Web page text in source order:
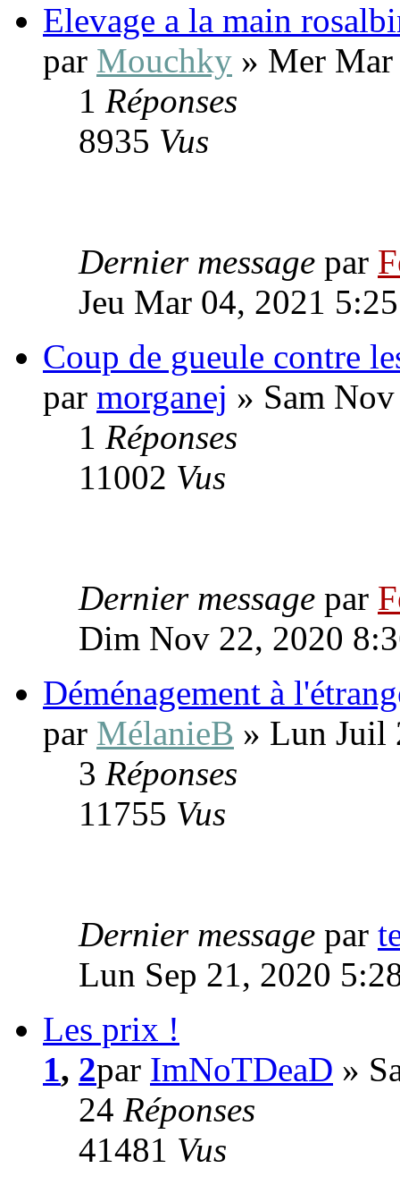
Elevage a la main
par Mouchky » Mer
1 Réponses
8935 Vus
Dernier message par
Jeu Mar 04, 2021
Coup de gueule contre
par morganej » Sam
1 Réponses
11002 Vus
Dernier message par
Dim Nov 22, 2020
Déménagement à
par MélanieB » Lun Juil
3 Réponses
11755 Vus
Dernier message par
Lun Sep 21, 2020
Les prix !
1, 2par ImNoTDeaD »
24 Réponses
41481 Vus